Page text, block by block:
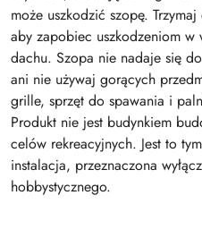
może uszkodzić szopę.
aby zapobiec uszkodzeniom
dachu. Szopa nie nadaje się
ani nie używaj gorących
grille, sprzęt do spawania i
Produkt nie jest budynkiem
celów rekreacyjnych. Jest to
instalacja, przeznaczona
hobbystycznego.